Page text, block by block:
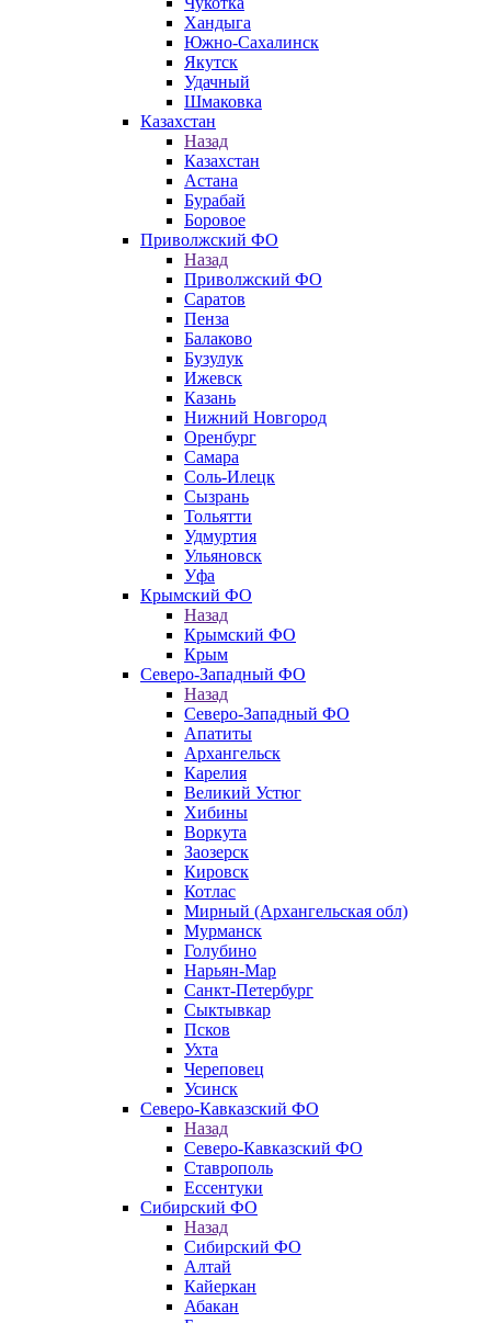
Хандыга
Южно-Сахалинск
Якутск
Удачный
Шмаковка
Казахстан
Назад
Казахстан
Астана
Бурабай
Боровое
Приволжский ФО
Назад
Приволжский ФО
Саратов
Пенза
Балаково
Бузулук
Ижевск
Казань
Нижний Новгород
Оренбург
Самара
Соль-Илецк
Сызрань
Тольятти
Удмуртия
Ульяновск
Уфа
Крымский ФО
Назад
Крымский ФО
Крым
Северо-Западный ФО
Назад
Северо-Западный ФО
Апатиты
Архангельск
Карелия
Великий Устюг
Хибины
Воркута
Заозерск
Кировск
Котлас
Мирный (Архангельская обл)
Мурманск
Голубино
Нарьян-Мар
Санкт-Петербург
Сыктывкар
Псков
Ухта
Череповец
Усинск
Северо-Кавказский ФО
Назад
Северо-Кавказский ФО
Ставрополь
Ессентуки
Сибирский ФО
Назад
Сибирский ФО
Алтай
Кайеркан
Абакан